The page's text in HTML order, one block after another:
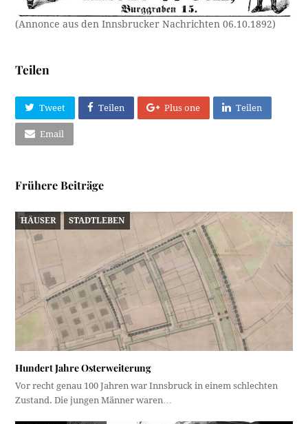
(Annonce aus den Innsbrucker Nachrichten 06.10.1892)
Teilen
Tweet Teilen Plus one Teilen
Email
Frühere Beiträge
HÄUSER STADTLEBEN
Hundert Jahre Osterweiterung
Vor recht genau 100 Jahren war Innsbruck in einem schlechten
Zustand. Die jungen Männer waren…